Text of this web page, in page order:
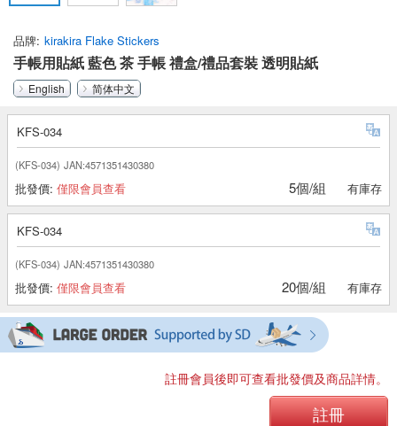
品牌 kirakira Flake Stickers
手帳用貼紙 藍色 茶 手帳 禮盒/禮品套裝 透明貼紙
English 简体中文
KFS-034
(KFS-034) JAN:4571351430380
批發價: 僅限會員查看 5個/組 有庫存
KFS-034
(KFS-034) JAN:4571351430380
批發價: 僅限會員查看 20個/組 有庫存
註冊會員後即可查看批發價及商品詳情。
註冊